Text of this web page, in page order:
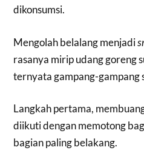
dikonsumsi.
Mengolah belalang menjadi
rasanya mirip udang goreng
ternyata gampang-gampang
Langkah pertama,
diikuti dengan memotong
bagian paling belakang.